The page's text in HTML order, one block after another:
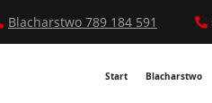
Blacharstwo 789 184 591
Start Blacharstwo